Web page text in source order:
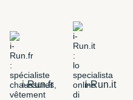
i-Run.fr i-Run.it